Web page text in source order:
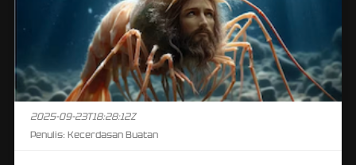
2025-09-23T18:28:12Z
Penulis: Kecerdasan Buatan